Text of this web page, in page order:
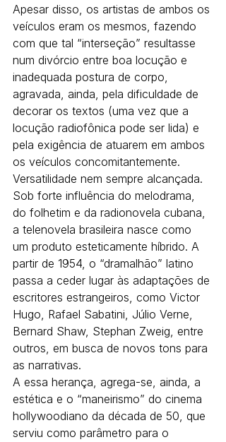
Apesar disso, os artistas de ambos os
veículos eram os mesmos, fazendo
com que tal “interseção” resultasse
num divórcio entre boa locução e
inadequada postura de corpo,
agravada, ainda, pela dificuldade de
decorar os textos (uma vez que a
locução radiofônica pode ser lida) e
pela exigência de atuarem em ambos
os veículos concomitantemente.
Versatilidade nem sempre alcançada.
Sob forte influência do melodrama,
do folhetim e da radionovela cubana,
a telenovela brasileira nasce como
um produto esteticamente híbrido. A
partir de 1954, o “dramalhão” latino
passa a ceder lugar às adaptações de
escritores estrangeiros, como Victor
Hugo, Rafael Sabatini, Júlio Verne,
Bernard Shaw, Stephan Zweig, entre
outros, em busca de novos tons para
as narrativas.
A essa herança, agrega-se, ainda, a
estética e o “maneirismo” do cinema
hollywoodiano da década de 50, que
serviu como parâmetro para o